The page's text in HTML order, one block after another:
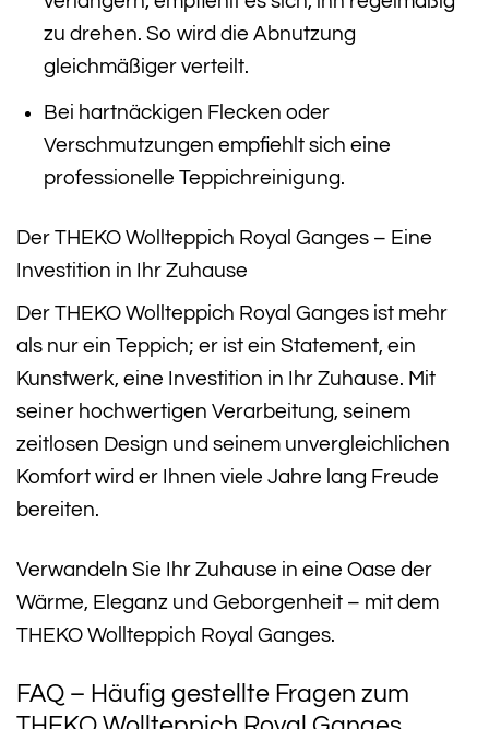
zu drehen. So wird die Abnutzung
gleichmäßiger verteilt.
Bei hartnäckigen Flecken oder
Verschmutzungen empfiehlt sich eine
professionelle Teppichreinigung.
Der THEKO Wollteppich Royal Ganges – Eine
Investition in Ihr Zuhause
Der THEKO Wollteppich Royal Ganges ist mehr
als nur ein Teppich; er ist ein Statement, ein
Kunstwerk, eine Investition in Ihr Zuhause. Mit
seiner hochwertigen Verarbeitung, seinem
zeitlosen Design und seinem unvergleichlichen
Komfort wird er Ihnen viele Jahre lang Freude
bereiten.
Verwandeln Sie Ihr Zuhause in eine Oase der
Wärme, Eleganz und Geborgenheit – mit dem
THEKO Wollteppich Royal Ganges.
FAQ – Häufig gestellte Fragen zum